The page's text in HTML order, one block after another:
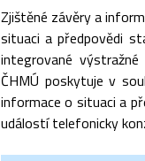
Zjištěné závěry a
situaci a předpovědi
integrované
ČHMÚ poskytuje v
informace o situaci a
událostí telefonicky